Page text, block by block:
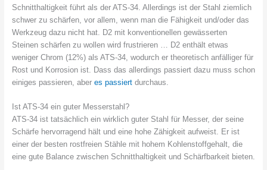
Schnitthaltigkeit führt als der ATS-34. Allerdings ist der Stahl ziemlich
schwer zu schärfen, vor allem, wenn man die Fähigkeit und/oder das
Werkzeug dazu nicht hat. D2 mit konventionellen gewässerten
Steinen schärfen zu wollen wird frustrieren … D2 enthält etwas
weniger Chrom (12%) als ATS-34, wodurch er theoretisch anfälliger für
Rost und Korrosion ist. Dass das allerdings passiert dazu muss schon
einiges passieren, aber es passiertdurchaus.
Ist ATS-34 ein guter Messerstahl?
ATS-34 ist tatsächlich ein wirklich guter Stahl für Messer, der seine
Schärfe hervorragend hält und eine hohe Zähigkeit aufweist. Er ist
einer der besten rostfreien Stähle mit hohem Kohlenstoffgehalt, die
eine gute Balance zwischen Schnitthaltigkeit und Schärfbarkeit bieten.